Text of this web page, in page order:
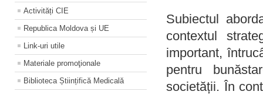
Activități CIE
Republica Moldova și UE
Link-uri utile
Materiale promoţionale
Biblioteca Științifică Medicală
Subiectul
contextul
important,
pentru
societății. În